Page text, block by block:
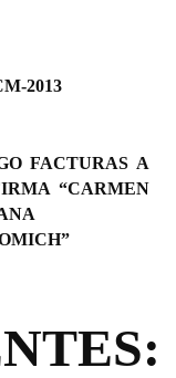
2013
FACTURAS A
“CARMEN